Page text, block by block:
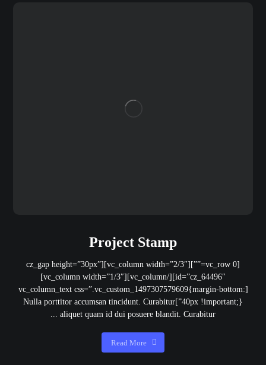
Project Stamp
[vc_row 0=””][vc_column width=”2/3″][cz_gap height=”30px”
id=”cz_64496″][/vc_column][vc_column width=”1/3″]
[vc_column_text css=”.vc_custom_1497307579609{margin-bottom:
40px !important;}”]Nulla porttitor accumsan tincidunt. Curabitur
aliquet quam id dui posuere blandit. Curabitur ...
Read More